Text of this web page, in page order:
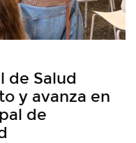
de Salud
y avanza en
de